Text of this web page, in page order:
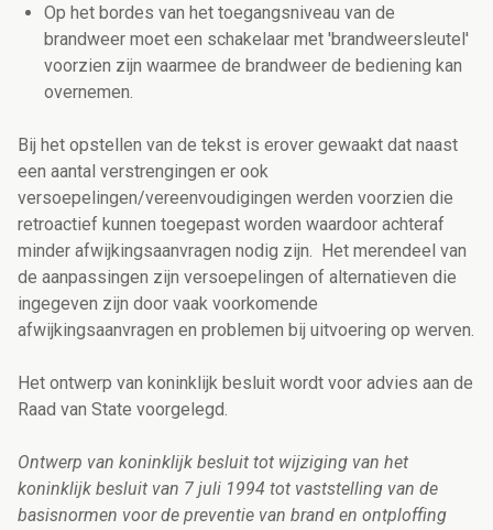
Op het bordes van het toegangsniveau van de
brandweer moet een schakelaar met 'brandweersleutel'
voorzien zijn waarmee de brandweer de bediening kan
overnemen.
Bij het opstellen van de tekst is erover gewaakt dat naast
een aantal verstrengingen er ook
versoepelingen/vereenvoudigingen werden voorzien die
retroactief kunnen toegepast worden waardoor achteraf
minder afwijkingsaanvragen nodig zijn. Het merendeel van
de aanpassingen zijn versoepelingen of alternatieven die
ingegeven zijn door vaak voorkomende
afwijkingsaanvragen en problemen bij uitvoering op werven.
Het ontwerp van koninklijk besluit wordt voor advies aan de
Raad van State voorgelegd.
Ontwerp van koninklijk besluit tot wijziging van het
koninklijk besluit van 7 juli 1994 tot vaststelling van de
basisnormen voor de preventie van brand en ontploffing